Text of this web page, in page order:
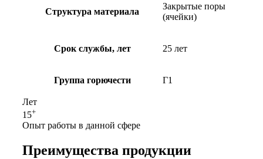
Структура материала
Закрытые поры
(ячейки)
Срок службы, лет 25 лет
Группа горючести Г1
Лет
15+
Опыт работы в данной сфере
Преимущества продукции